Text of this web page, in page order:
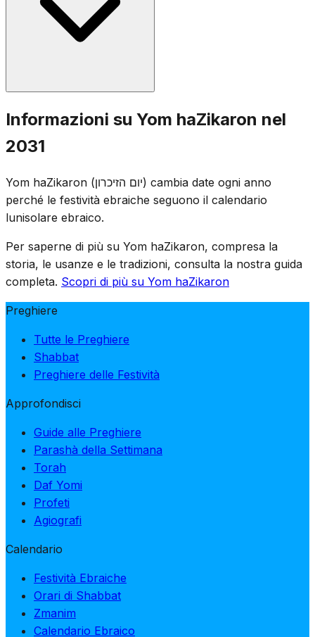
terrorismo. Una sirena di un minuto risuona alle 20 della
sera precedente, e una sirena di due minuti alle 11 del
giorno seguente, durante la quale l'intero Paese resta in
Cerimonie commemorative si svolgono nei cimiteri militari
in tutto Israele, e le famiglie visitano le tombe dei soldati
caduti. I luoghi di intrattenimento sono chiusi per legge, e
commemorativi. La giornata è segnata da assemblee
solenni, la lettura dei nomi dei caduti e l'accensione di
candele commemorative.
Informazioni su Yom haZikaron nel
2031
Yom haZikaron (יום הזיכרון) cambia date ogni anno
perché le festività ebraiche seguono il calendario
lunisolare ebraico.
Per saperne di più su Yom haZikaron, compresa la
storia, le usanze e le tradizioni, consulta la nostra guida
completa. Scopri di più su Yom haZikaron
Preghiere
Tutte le Preghiere
Shabbat
Preghiere delle Festività
Approfondisci
Guide alle Preghiere
Parashà della Settimana
Torah
Daf Yomi
Profeti
Agiografi
Calendario
Festività Ebraiche
Orari di Shabbat
Zmanim
Calendario Ebraico